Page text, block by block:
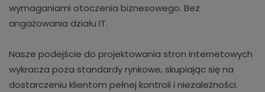
wymaganiami otoczenia biznesowego. Bez
angażowania działu IT.
Nasze podejście do projektowania stron internetowych
wykracza poza standardy rynkowe, skupiając się na
dostarczeniu klientom pełnej kontroli i niezależności.